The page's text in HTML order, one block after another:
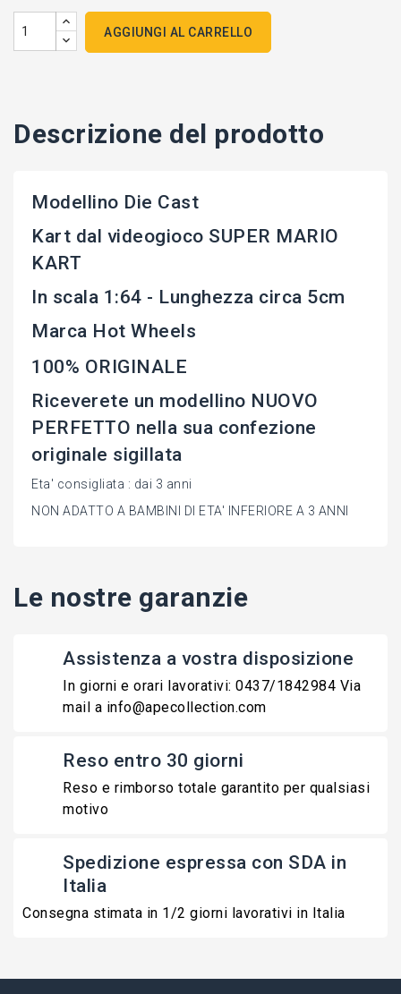
AGGIUNGI AL CARRELLO
Descrizione del prodotto
Modellino Die Cast
Kart dal videogioco SUPER MARIO
KART
In scala 1:64 - Lunghezza circa 5cm
Marca Hot Wheels
100% ORIGINALE
Riceverete un modellino NUOVO
PERFETTO nella sua confezione
originale sigillata
Eta' consigliata : dai 3 anni
NON ADATTO A BAMBINI DI ETA' INFERIORE A 3 ANNI
Le nostre garanzie
Assistenza a vostra disposizione
In giorni e orari lavorativi: 0437/1842984 Via
mail a info@apecollection.com
Reso entro 30 giorni
Reso e rimborso totale garantito per qualsiasi
motivo
Spedizione espressa con SDA in
Italia
Consegna stimata in 1/2 giorni lavorativi in Italia